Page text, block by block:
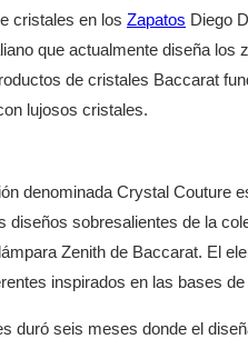
cristales en los Zapatos Diego
que actualmente diseña
de cristales Baccarat
lujosos cristales.
denominada Crystal Couture
diseños sobresalientes de la
Zenith de Baccarat. El
inspirados en las bases
duró seis meses donde el